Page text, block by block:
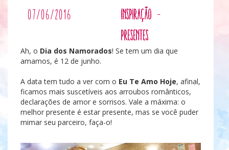
07/06/2016 Inspiração -
Presentes
Ah, o Dia dos Namorados! Se tem um dia que
amamos, é 12 de junho.
A data tem tudo a ver com o Eu Te Amo Hoje, afinal,
ficamos mais suscetíveis aos arroubos românticos,
declarações de amor e sorrisos. Vale a máxima: o
melhor presente é estar presente, mas se você puder
mimar seu parceiro, faça-o!